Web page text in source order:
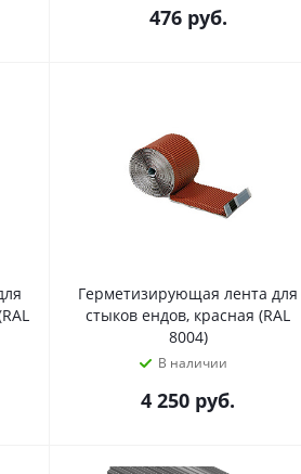
476руб.
Герметизирующая лента для
стыков ендов, красная (RAL
8004)
В наличии
4 250 руб.